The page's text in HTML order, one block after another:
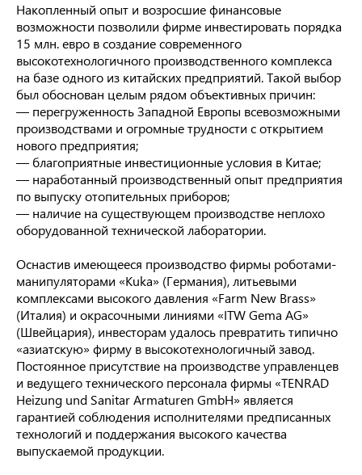
Накопленный опыт и возросшие финансовые
возможности позволили фирме инвестировать порядка
15 млн. евро в создание современного
высокотехнологичного производственного комплекса
на базе одного из китайских предприятий. Такой выбор
был обоснован целым рядом объективных причин:
— перегруженность Западной Европы всевозможными
производствами и огромные трудности с открытием
нового предприятия;
— благоприятные инвестиционные условия в Китае;
— наработанный производственный опыт предприятия
по выпуску отопительных приборов;
— наличие на существующем производстве неплохо
оборудованной технической лаборатории.
Оснастив имеющееся производство фирмы роботами-
манипуляторами «Kuka» (Германия), литьевыми
комплексами высокого давления «Farm New Brass»
(Италия) и окрасочными линиями «ITW Gema AG»
(Швейцария), инвесторам удалось превратить типично
«азиатскую» фирму в высокотехнологичный завод.
Постоянное присутствие на производстве управленцев
и ведущего технического персонала фирмы «TENRAD
Heizung und Sanitar Armaturen GmbH» является
гарантией соблюдения исполнителями предписанных
технологий и поддержания высокого качества
выпускаемой продукции.